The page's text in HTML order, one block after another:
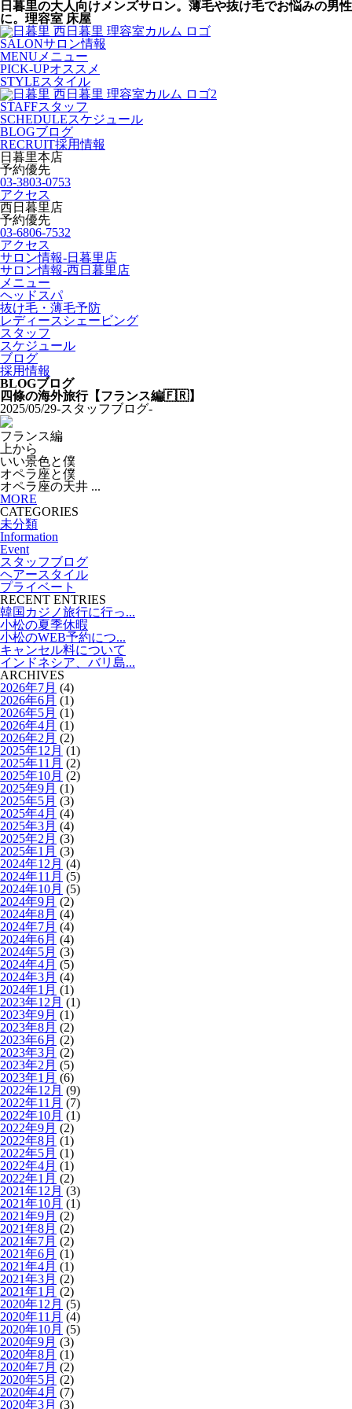
日暮里の大人向けメンズサロン。薄毛や抜け毛でお悩みの男性
に。理容室 床屋
SALONサロン情報
MENU メニュー
PICK-UPオススメ
STYLEスタイル
STAFFスタッフ
SCHEDULEスケジュール
BLOGブログ
RECRUIT採用情報
日暮里本店
予約優先
03-3803-0753
アクセス
西日暮里店
予約優先
03-6806-7532
アクセス
サロン情報-日暮里店
サロン情報-西日暮里店
メニュー
ヘッドスパ
抜け毛・薄毛予防
レディースシェービング
スタッフ
スケジュール
ブログ
採用情報
BLOGブログ
四條の海外旅行【フランス編🇫🇷】
2025/05/29-スタッフブログ-
フランス編
上から
いい景色と僕
オペラ座と僕
オペラ座の天井 ...
MORE
CATEGORIES
未分類
Information
Event
スタッフブログ
ヘアースタイル
プライベート
RECENT ENTRIES
韓国カジノ旅行に行っ...
小松の夏季休暇
小松のWEB予約につ...
キャンセル料について
インドネシア、バリ島...
ARCHIVES
2026年7月 (4)
2026年6月 (1)
2026年5月 (1)
2026年4月 (1)
2026年2月 (2)
2025年12月 (1)
2025年11月 (2)
2025年10月 (2)
2025年9月 (1)
2025年5月 (3)
2025年4月 (4)
2025年3月 (4)
2025年2月 (3)
2025年1月 (3)
2024年12月 (4)
2024年11月 (5)
2024年10月 (5)
2024年9月 (2)
2024年8月 (4)
2024年7月 (4)
2024年6月 (4)
2024年5月 (3)
2024年4月 (5)
2024年3月 (4)
2024年1月 (1)
2023年12月 (1)
2023年9月 (1)
2023年8月 (2)
2023年6月 (2)
2023年3月 (2)
2023年2月 (5)
2023年1月 (6)
2022年12月 (9)
2022年11月 (7)
2022年10月 (1)
2022年9月 (2)
2022年8月 (1)
2022年5月 (1)
2022年4月 (1)
2022年1月 (2)
2021年12月 (3)
2021年10月 (1)
2021年9月 (2)
2021年8月 (2)
2021年7月 (2)
2021年6月 (1)
2021年4月 (1)
2021年3月 (2)
2021年1月 (2)
2020年12月 (5)
2020年11月 (4)
2020年10月 (5)
2020年9月 (3)
2020年8月 (1)
2020年7月 (2)
2020年5月 (2)
2020年4月 (7)
2020年3月 (3)